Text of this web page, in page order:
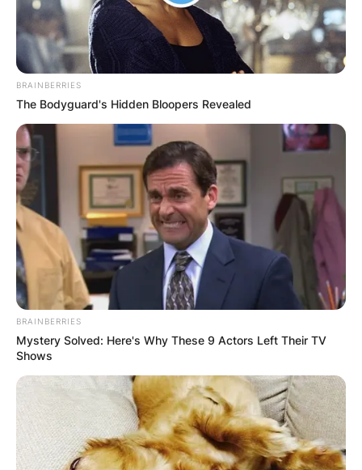
ПОПУЛАРНИ
ЛОКАЦИИ
Грција
BRAINBERRIES
The Bodyguard's Hidden Bloopers Revealed
BRAINBERRIES
Mystery Solved: Here's Why These 9 Actors Left Their TV
Shows